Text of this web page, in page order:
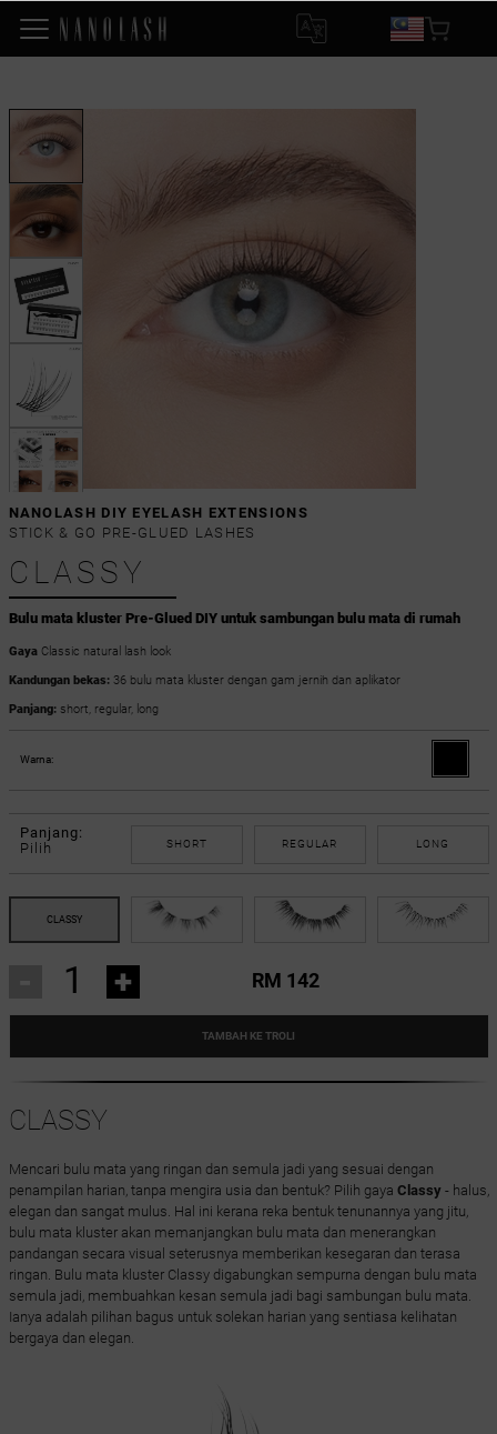
Bulu mata kluster Pre-Glued DIY untuk sambungan bulu mata di rumah
NANOLASH DIY EYELASH EXTENSIONS
STICK & GO PRE-GLUED LASHES
CLASSY
GayaClassic natural lash look
Kandungan bekas:36 bulu mata kluster dengan gam jernih dan aplikator
Panjang:short, regular, long
Warna:
Panjang:
Pilih
SHORT REGULAR LONG
+ RM 142
TAMBAH KE TROLI
CLASSY
Mencari bulu mata yang ringan dan semula jadi yang sesuai dengan
penampilan harian, tanpa mengira usia dan bentuk? Pilih gaya Classy - halus,
elegan dan sangat mulus. Hal ini kerana reka bentuk tenunannya yang jitu,
bulu mata kluster akan memanjangkan bulu mata dan menerangkan
pandangan secara visual seterusnya memberikan kesegaran dan terasa
ringan. Bulu mata kluster Classy digabungkan sempurna dengan bulu mata
semula jadi, membuahkan kesan semula jadi bagi sambungan bulu mata.
Ianya adalah pilihan bagus untuk solekan harian yang sentiasa kelihatan
bergaya dan elegan.